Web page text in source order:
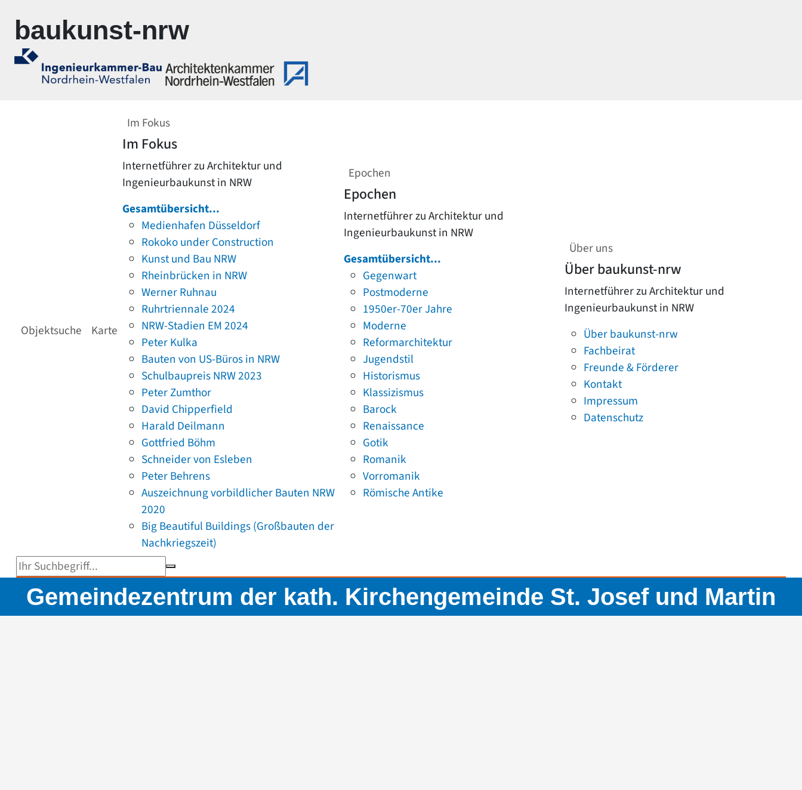
baukunst-nrw
Objektsuche Karte
Im Fokus
Im Fokus
Internetführer zu Architektur und
Ingenieurbaukunst in NRW
Gesamtübersicht...
Medienhafen Düsseldorf
Rokoko under Construction
Kunst und Bau NRW
Rheinbrücken in NRW
Werner Ruhnau
Ruhrtriennale 2024
NRW-Stadien EM 2024
Peter Kulka
Bauten von US-Büros in NRW
Schulbaupreis NRW 2023
Peter Zumthor
David Chipperfield
Harald Deilmann
Gottfried Böhm
Schneider von Esleben
Peter Behrens
Auszeichnung vorbildlicher Bauten NRW
2020
Big Beautiful Buildings (Großbauten der
Nachkriegszeit)
Epochen
Epochen
Internetführer zu Architektur und
Ingenieurbaukunst in NRW
Gesamtübersicht...
Gegenwart
Postmoderne
1950er-70er Jahre
Moderne
Reformarchitektur
Jugendstil
Historismus
Klassizismus
Barock
Renaissance
Gotik
Romanik
Vorromanik
Römische Antike
Über uns
Über baukunst-nrw
Internetführer zu Architektur und
Ingenieurbaukunst in NRW
Über baukunst-nrw
Fachbeirat
Freunde & Förderer
Kontakt
Impressum
Datenschutz
Suchbegriff eingeben
Gemeindezentrum der kath. Kirchengemeinde St. Josef und Martin